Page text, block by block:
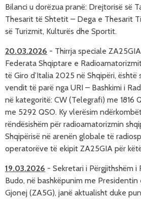
Bilanci u dorëzua pranë: Drejtorisë së
Thesarit të Shtetit – Dega e Thesarit
së Turizmit, Kulturës dhe Sportit.
20.03.2026 - Thirrja speciale
Federata Shqiptare e
të Giro d’Italia 2025 në Shqipëri,
vendit të parë nga URI – Bashkimi i
në kategoritë: CW (Telegrafi) me 1816
me 5292 QSO. Ky vlerësim
rëndësishëm për radioamatorizmin
Shqipërisë në arenën globale të
operatorëve të ekipit ZA25GIA për
19.03.2026 - Sekretari i Përgjithshëm i
Budo, në bashkëpunim me Presidentin
Gjonej (ZA5G), janë aktualisht duke